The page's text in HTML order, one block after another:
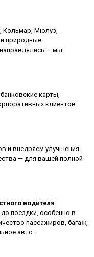
Кольмар, Мюлуз,
природные
— мы
карты,
клиентов
и внедряем улучшения.
— для вашей полной
водителя
поездки, особенно в
пассажиров, багаж,
авто.